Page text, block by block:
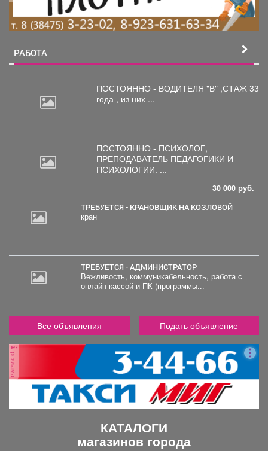
РАБОТА
ПОСТОЯННО - ВОДИТЕЛЯ "В" ,СТАЖ 33
года , из них ...
ПОСТОЯННО - ПСИХОЛОГ,
ПРЕПОДАВАТЕЛЬ ПЕДАГОГИКИ И
ПСИХОЛОГИИ. ...
30 000 руб.
ТРЕБУЕТСЯ - КРАНОВЩИК НА КОЗЛОВОЙ
кран
ТРЕБУЕТСЯ - АДМИНИСТРАТОР
Вежливость, коммуникабельность, работа с
онлайн кассой и ПК (программы...
Все объявления Подать объявление
реклама
КАТАЛОГИ
магазинов города